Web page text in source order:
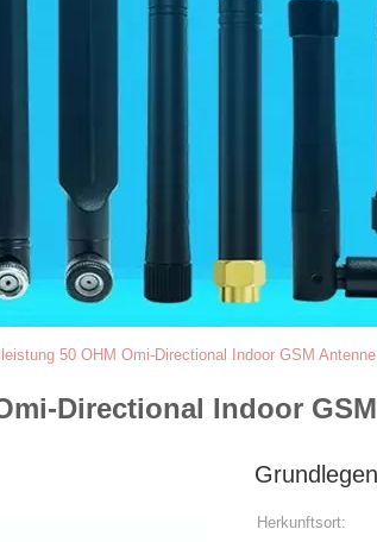
50 OHM Omi-Directional Indoor GSM
Directional Indoor
Herkunftsort: